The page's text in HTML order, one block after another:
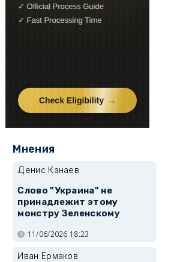
Мнения
Денис Канаев
Слово "Украина" не
принадлежит этому
монстру Зеленскому
11/06/2026 18:23
Иван Ермаков